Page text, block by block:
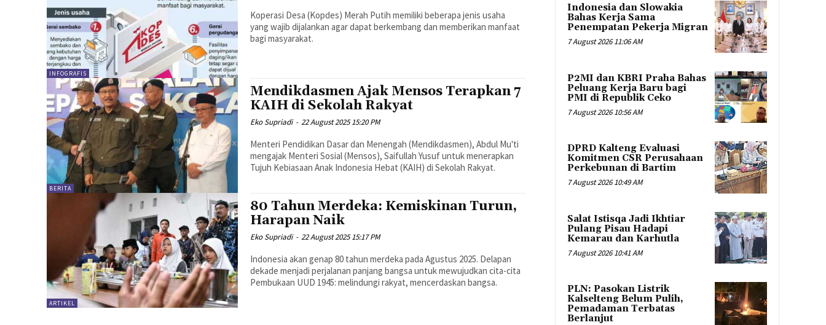
INFOGRAFIS
Koperasi Desa (Kopdes) Merah Putih memiliki beberapa jenis usaha
yang wajib dijalankan agar dapat berkembang dan memberikan manfaat
bagi masyarakat.
BERITA
Mendikdasmen Ajak Mensos Terapkan 7
KAIH di Sekolah Rakyat
Eko Supriadi - 22 August 2025 15:20 PM
Menteri Pendidikan Dasar dan Menengah (Mendikdasmen), Abdul Mu'ti
mengajak Menteri Sosial (Mensos), Saifullah Yusuf untuk menerapkan
Tujuh Kebiasaan Anak Indonesia Hebat (KAIH) di Sekolah Rakyat.
ARTIKEL
80 Tahun Merdeka: Kemiskinan Turun,
Harapan Naik
Eko Supriadi - 22 August 2025 15:17 PM
Indonesia akan genap 80 tahun merdeka pada Agustus 2025. Delapan
dekade menjadi perjalanan panjang bangsa untuk mewujudkan cita-cita
Pembukaan UUD 1945: melindungi rakyat, mencerdaskan bangsa.
Indonesia dan Slowakia
Bahas Kerja Sama
Penempatan Pekerja Migran
7 August 2026 11:06 AM
P2MI dan KBRI Praha Bahas
Peluang Kerja Baru bagi
PMI di Republik Ceko
7 August 2026 10:56 AM
DPRD Kalteng Evaluasi
Komitmen CSR Perusahaan
Perkebunan di Bartim
7 August 2026 10:49 AM
Salat Istisqa Jadi Ikhtiar
Pulang Pisau Hadapi
Kemarau dan Karhutla
7 August 2026 10:41 AM
PLN: Pasokan Listrik
Kalselteng Belum Pulih,
Pemadaman Terbatas
Berlanjut